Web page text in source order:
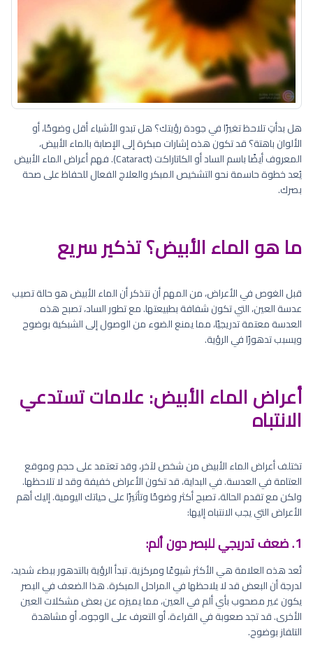
هل بدأتِ تلاحظ تغيرًا في جودة رؤيتك؟ هل تبدو الأشياء أقل وضوحًا، أو
الألوان باهتة؟ قد تكون هذه إشارات مبكرة إلى الإصابة بالماء الأبيض،
المعروف أيضًا باسم الساد أو الكاتاراكت (Cataract). فهم أعراض الماء الأبيض
يُعد خطوة حاسمة نحو التشخيص المبكر والعلاج الفعال للحفاظ على صحة
بصرك.
ما هو الماء الأبيض؟ تذكير سريع
قبل الغوص في الأعراض، من المهم أن نتذكر أن الماء الأبيض هو حالة تصيب
عدسة العين، التي تكون شفافة بطبيعتها. مع تطور الساد، تصبح هذه
العدسة معتمة تدريجيًا، مما يمنع الضوء من الوصول إلى الشبكية بوضوح
ويسبب تدهورًا في الرؤية.
أعراض الماء الأبيض: علامات تستدعي
الانتباه
تختلف أعراض الماء الأبيض من شخص لآخر، وقد تعتمد على حجم وموقع
العتامة في العدسة. في البداية، قد تكون الأعراض خفيفة وقد لا تلاحظها.
ولكن مع تقدم الحالة، تصبح أكثر وضوحًا وتأثيرًا على حياتك اليومية. إليك أهم
الأعراض التي يجب الانتباه إليها:
1. ضعف تدريجي للبصر دون ألم:
تُعد هذه العلامة هي الأكثر شيوعًا ومركزية. تبدأ الرؤية بالتدهور ببطء شديد،
لدرجة أن البعض قد لا يلاحظها في المراحل المبكرة. هذا الضعف في البصر
يكون غير مصحوب بأي ألم في العين، مما يميزه عن بعض مشكلات العين
الأخرى. قد تجد صعوبة في القراءة، أو التعرف على الوجوه، أو مشاهدة
التلفاز بوضوح.